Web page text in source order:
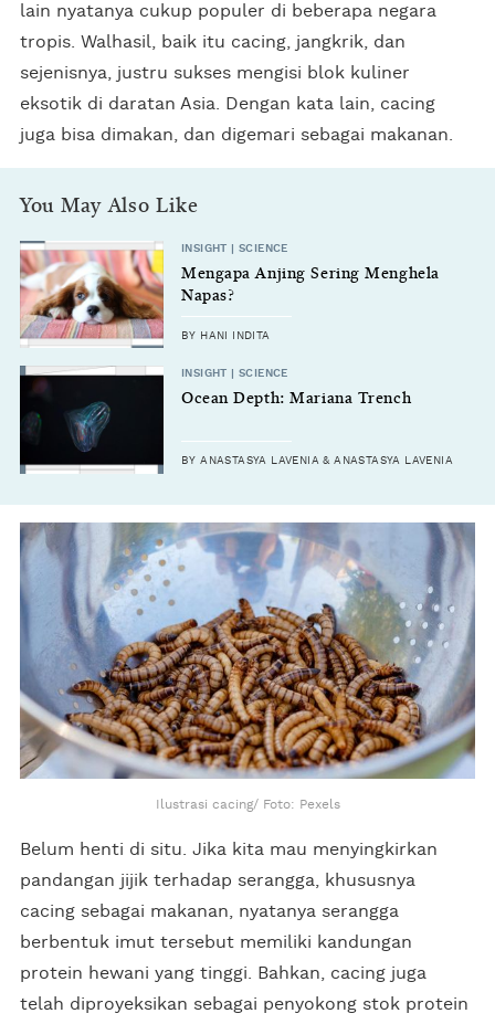
lain nyatanya cukup populer di beberapa negara
tropis. Walhasil, baik itu cacing, jangkrik, dan
sejenisnya, justru sukses mengisi blok kuliner
eksotik di daratan Asia. Dengan kata lain, cacing
juga bisa dimakan, dan digemari sebagai makanan.
You May Also Like
INSIGHT | SCIENCE
Mengapa Anjing Sering Menghela
Napas?
BY HANI INDITA
INSIGHT | SCIENCE
Ocean Depth: Mariana Trench
BY ANASTASYA LAVENIA & ANASTASYA LAVENIA
Ilustrasi cacing/ Foto: Pexels
Belum henti di situ. Jika kita mau menyingkirkan
pandangan jijik terhadap serangga, khususnya
cacing sebagai makanan, nyatanya serangga
berbentuk imut tersebut memiliki kandungan
protein hewani yang tinggi. Bahkan, cacing juga
telah diproyeksikan sebagai penyokong stok protein